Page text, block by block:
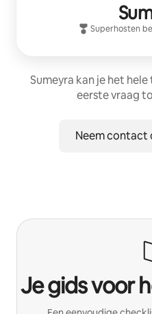
Superhosten
Sumeyra kan je het
eerste vraag
Neem contact
Je gids voor